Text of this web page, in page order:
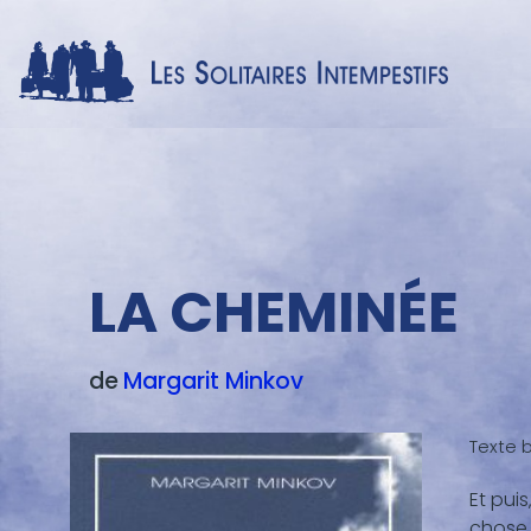
texteLA CHEMINÉE
deMargarit Minkov
Texte
Blocs
Et